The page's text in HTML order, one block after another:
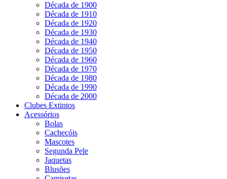
Década de 1900
Década de 1910
Década de 1920
Década de 1930
Década de 1940
Década de 1950
Década de 1960
Década de 1970
Década de 1980
Década de 1990
Década de 2000
Clubes Extintos
Acessórios
Bolas
Cachecóis
Mascotes
Segunda Pele
Jaquetas
Blusões